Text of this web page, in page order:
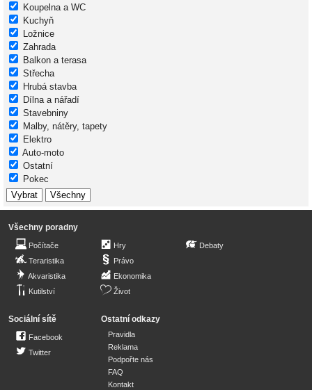
Koupelna a WC
Kuchyň
Ložnice
Zahrada
Balkon a terasa
Střecha
Hrubá stavba
Dílna a nářadí
Stavebniny
Malby, nátěry, tapety
Elektro
Auto-moto
Ostatní
Pokec
Všechny poradny
Počítače
Teraristika
Akvaristika
Kutilství
Hry
Právo
Ekonomika
Život
Debaty
Sociální sítě
Facebook
Twitter
Ostatní odkazy
Pravidla
Reklama
Podpořte nás
FAQ
Kontakt